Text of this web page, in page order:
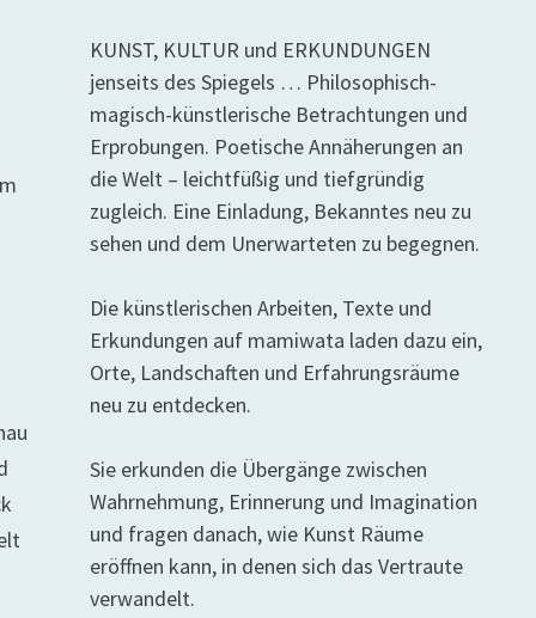
KUNST, KULTUR und ERKUNDUNGEN
jenseits des Spiegels … Philosophisch-
magisch-künstlerische Betrachtungen und
Erprobungen. Poetische Annäherungen an
die Welt – leichtfüßig und tiefgründig
zugleich. Eine Einladung, Bekanntes neu zu
sehen und dem Unerwarteten zu begegnen.
Die künstlerischen Arbeiten, Texte und
Erkundungen auf mamiwata laden dazu ein,
Orte, Landschaften und Erfahrungsräume
neu zu entdecken.
Sie erkunden die Übergänge zwischen
Wahrnehmung, Erinnerung und Imagination
und fragen danach, wie Kunst Räume
eröffnen kann, in denen sich das Vertraute
verwandelt.